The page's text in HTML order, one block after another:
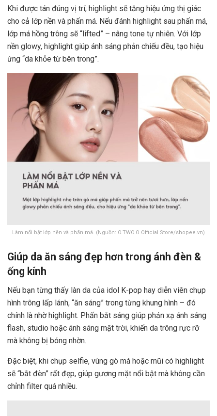
Khi được tán đúng vị trí, highlight sẽ tăng hiệu ứng thị giác
cho cả lớp nền và phấn má. Nếu đánh highlight sau phấn má,
lớp má hồng trông sẽ “lifted” – nâng tone tự nhiên. Với lớp
nền glowy, highlight giúp ánh sáng phản chiếu đều, tạo hiệu
ứng “da khỏe từ bên trong”.
Làm nổi bật lớp nền và phấn má. (Nguồn: O.TWO.O Official Store/shopee.vn)
Giúp da ăn sáng đẹp hơn trong ánh đèn &
ống kính
Nếu bạn từng thấy làn da của idol K-pop hay diễn viên chụp
hình trông lấp lánh, “ăn sáng” trong từng khung hình – đó
chính là nhờ highlight. Phấn bắt sáng giúp phản xạ ánh sáng
flash, studio hoặc ánh sáng mặt trời, khiến da trông rực rỡ
mà không bị bóng nhờn.
Đặc biệt, khi chụp selfie, vùng gò má hoặc mũi có highlight
sẽ “bắt đèn” rất đẹp, giúp gương mặt nổi bật mà không cần
chỉnh filter quá nhiều.